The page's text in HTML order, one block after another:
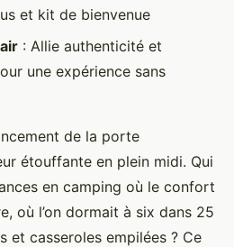
et kit de bienvenue
: Allie authenticité et
une expérience sans
de la porte
étouffante en plein midi. Qui
en camping où le confort
où l’on dormait à six dans 25
et casseroles empilées ? Ce